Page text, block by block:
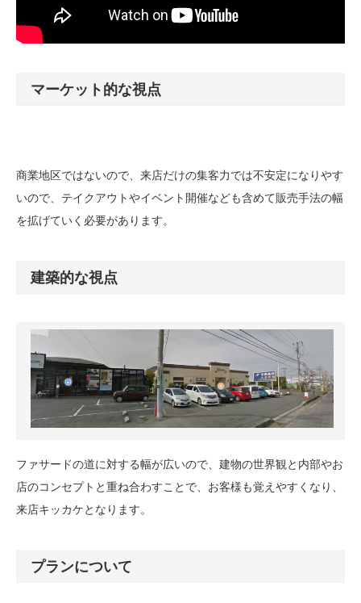
マーケット的な視点
商業地区ではないので、来店だけの集客力では不安定になりやす
いので、テイクアウトやイベント開催なども含めて販売手法の幅
を拡げていく必要があります。
建築的な視点
ファサードの道に対する幅が広いので、建物の世界観と内部やお
店のコンセプトと重ね合わすことで、お客様も覚えやすくなり、
来店キッカケとなります。
プランについて